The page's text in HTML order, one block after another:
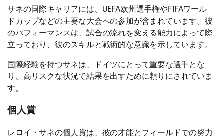
サネの国際キャリアには、UEFA欧州選手権やFIFAワール
ドカップなどの主要な大会への参加が含まれています。彼
のパフォーマンスは、試合の流れを変える能力によって際
立っており、彼のスキルと戦術的な意識を示しています。
国際経験を持つサネは、ドイツにとって重要な選手とな
り、高リスクな状況で結果を出すために頼りにされていま
す。
個人賞
レロイ・サネの個人賞は、彼の才能とフィールドでの努力